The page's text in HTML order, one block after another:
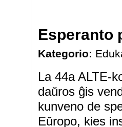
Esperanto
Kategorio:
La 44a ALTE-
daŭros ĝis
kunveno de
Eŭropo, kies